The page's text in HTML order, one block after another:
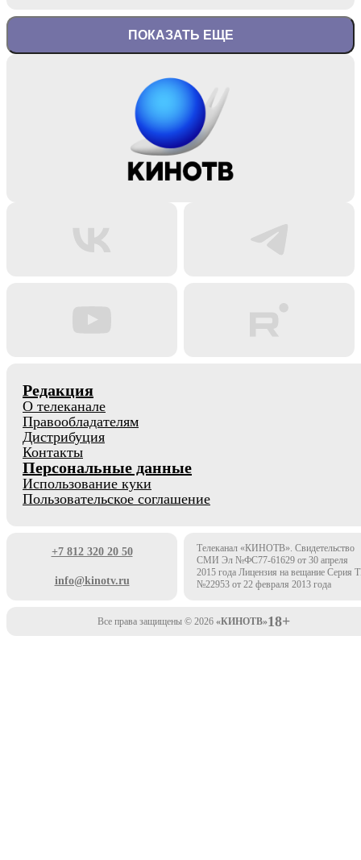
ПОКАЗАТЬ ЕЩЕ
Редакция
О телеканале
Правообладателям
Дистрибуция
Контакты
Персональные данные
Использование куки
Пользовательское соглашение
+7 812 320 20 50
info@kinotv.ru
Телеканал «КИНОТВ». Свидетельство
СМИ Эл №ФС77-61629 от 30 апреля
2015 года Лицензия на вещание Серия
№22953 от 22 февраля 2013 года
Все права защищены © 2026 «КИНОТВ»18+